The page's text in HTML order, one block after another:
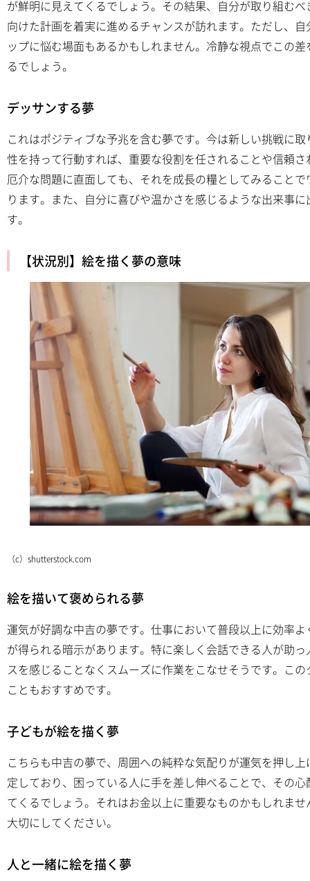
が鮮明に見えてくるでしょう。その結果、自分が取り組む
向けた計画を着実に進めるチャンスが訪れます。ただし、
ップに悩む場面もあるかもしれません。冷静な視点でこの
るでしょう。
デッサンする夢
これはポジティブな予兆を含む夢です。今は新しい挑戦に
性を持って行動すれば、重要な役割を任されることや信頼
厄介な問題に直面しても、それを成長の糧としてみること
ります。また、自分に喜びや温かさを感じるような出来事
す。
【状況別】絵を描く夢の意味
（c）shutterstock.com
絵を描いて褒められる夢
運気が好調な中吉の夢です。仕事において普段以上に効率
が得られる暗示があります。特に楽しく会話できる人が助
スを感じることなくスムーズに作業をこなせそうです。こ
こともおすすめです。
子どもが絵を描く夢
こちらも中吉の夢で、周囲への純粋な気配りが運気を押し
定しており、困っている人に手を差し伸べることで、その
てくるでしょう。それはお金以上に重要なものかもしれま
大切にしてください。
人と一緒に絵を描く夢